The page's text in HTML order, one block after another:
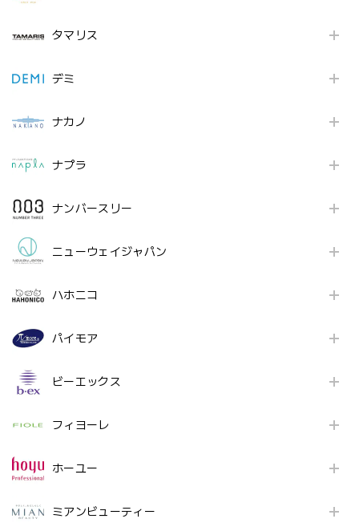
タマリス
デミ
ナカノ
ナプラ
ナンバースリー
ニューウェイジャパン
ハホニコ
パイモア
ビーエックス
フィヨーレ
ホーユー
ミアンビューティー